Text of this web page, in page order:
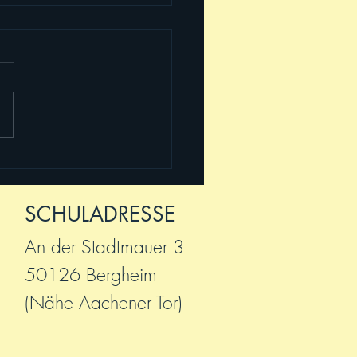
Willkommen,
SCHULADRESSE
An der Stadtmauer 3
50126 Bergheim
(Nähe Aachener Tor)